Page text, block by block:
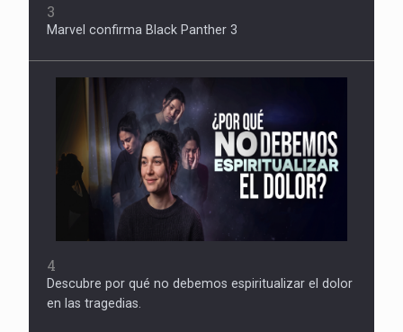
3
Marvel confirma Black Panther 3
4
Descubre por qué no debemos espiritualizar el dolor
en las tragedias.